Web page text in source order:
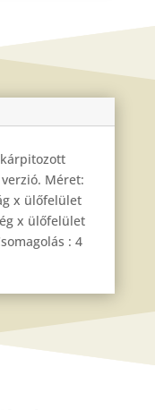
Méret:
x ülőfelület
x ülőfelület
: 4